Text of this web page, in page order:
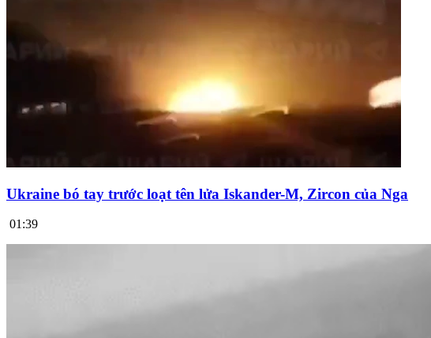
Ukraine bó tay trước loạt tên lửa Iskander-M, Zircon của Nga
01:39